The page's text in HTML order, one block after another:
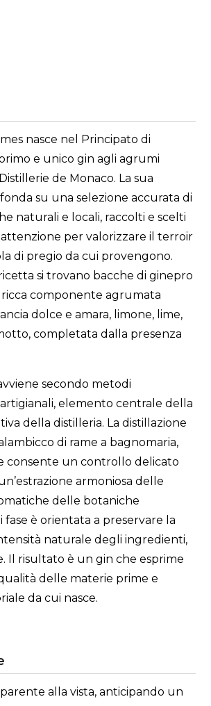
nasce nel Principato di
e unico gin agli agrumi
de Monaco. La sua
su una selezione accurata di
naturali e locali, raccolti e scelti
attenzione per valorizzare il terroir
di pregio da cui provengono.
si trovano bacche di ginepro
componente agrumata
dolce e amara, limone, lime,
completata dalla presenza
secondo metodi
elemento centrale della
della distilleria. La distillazione
di rame a bagnomaria,
consente un controllo delicato
armoniosa delle
delle botaniche
fase è orientata a preservare la
naturale degli ingredienti,
Il risultato è un gin che esprime
delle materie prime e
da cui nasce.
alla vista, anticipando un